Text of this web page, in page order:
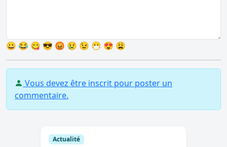
😀 😂 😋 😎 😡 😢 😉 😷 😍 😩
Vous devez être inscrit pour poster un
commentaire.
Actualité